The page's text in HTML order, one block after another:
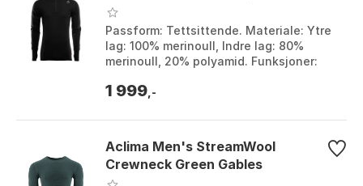
Passform: Tettsittende. Materiale: Ytre
lag: 100% merinoull, Indre lag: 80%
merinoull, 20% polyamid. Funksjoner:
Jet Bl...
1 999 ,-
Aclima Men's StreamWool
Crewneck Green Gables